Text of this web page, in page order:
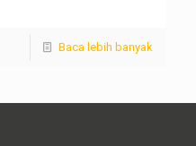
Baca lebih banyak